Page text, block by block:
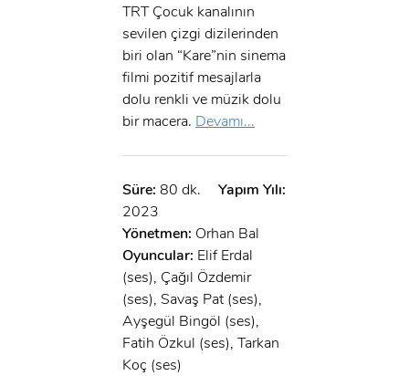
TRT Çocuk kanalının
sevilen çizgi dizilerinden
biri olan “Kare”nin sinema
filmi pozitif mesajlarla
dolu renkli ve müzik dolu
bir macera. Devamı...
Süre: 80 dk.
Yapım Yılı:
2023
Yönetmen: Orhan Bal
Oyuncular: Elif Erdal
(ses), Çağıl Özdemir
(ses), Savaş Pat (ses),
Ayşegül Bingöl (ses),
Fatih Özkul (ses), Tarkan
Koç (ses)